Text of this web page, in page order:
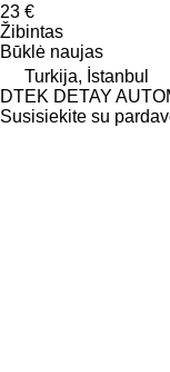
23 €
Žibintas
Būklė naujas
Turkija, İstanbul
DTEK DETAY
Susisiekite su